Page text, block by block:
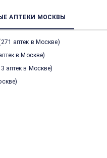
АПТЕКИ МОСКВЫ
271 аптек в Москве)
в Москве)
аптек в Москве)
)